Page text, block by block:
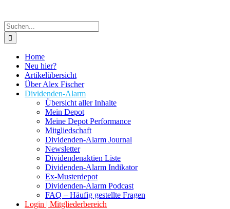
Suche
nach:
Home
Neu hier?
Artikelübersicht
Über Alex Fischer
Dividenden-Alarm
Übersicht aller Inhalte
Mein Depot
Meine Depot Performance
Mitgliedschaft
Dividenden-Alarm Journal
Newsletter
Dividendenaktien Liste
Dividenden-Alarm Indikator
Ex-Musterdepot
Dividenden-Alarm Podcast
FAQ – Häufig gestellte Fragen
Login | Mitgliederbereich